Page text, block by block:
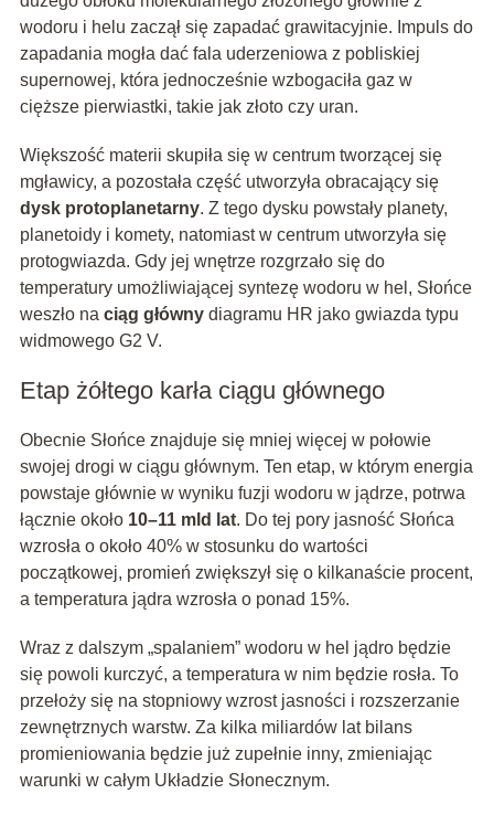
wodoru i helu zaczął się zapadać grawitacyjnie. Impuls do
zapadania mogła dać fala uderzeniowa z pobliskiej
supernowej, która jednocześnie wzbogaciła gaz w
cięższe pierwiastki, takie jak złoto czy uran.
Większość materii skupiła się w centrum tworzącej się
mgławicy, a pozostała część utworzyła obracający się
dysk protoplanetarny. Z tego dysku powstały planety,
planetoidy i komety, natomiast w centrum utworzyła się
protogwiazda. Gdy jej wnętrze rozgrzało się do
temperatury umożliwiającej syntezę wodoru w hel, Słońce
weszło na ciąg głównydiagramu HR jako gwiazda typu
widmowego G2 V.
Etap żółtego karła ciągu głównego
Obecnie Słońce znajduje się mniej więcej w połowie
swojej drogi w ciągu głównym. Ten etap, w którym energia
powstaje głównie w wyniku fuzji wodoru w jądrze, potrwa
łącznie około 10–11 mld lat. Do tej pory jasność Słońca
wzrosła o około 40% w stosunku do wartości
początkowej, promień zwiększył się o kilkanaście procent,
a temperatura jądra wzrosła o ponad 15%.
Wraz z dalszym „spalaniem” wodoru w hel jądro będzie
się powoli kurczyć, a temperatura w nim będzie rosła. To
przełoży się na stopniowy wzrost jasności i rozszerzanie
zewnętrznych warstw. Za kilka miliardów lat bilans
promieniowania będzie już zupełnie inny, zmieniając
warunki w całym Układzie Słonecznym.